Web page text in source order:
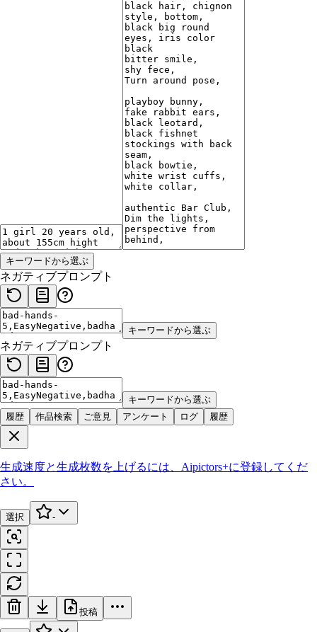
キーワードから選ぶ
ネガティブプロンプト
キーワードから選ぶ
ネガティブプロンプト
キーワードから選ぶ
履歴
作品検索 ご意見 アンケート ログ 履歴
生成速度と生成枚数を上げるには、 Aipictors+に登録してくだ
さい。
選択 -
投稿